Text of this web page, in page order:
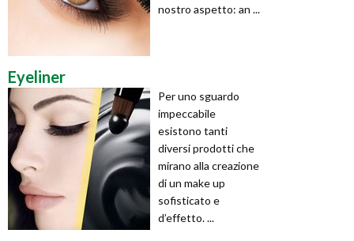
nostro aspetto: an ...
Eyeliner
Per uno sguardo
impeccabile
esistono tanti
diversi prodotti che
mirano alla creazione
di un make up
sofisticato e
d’effetto. ...